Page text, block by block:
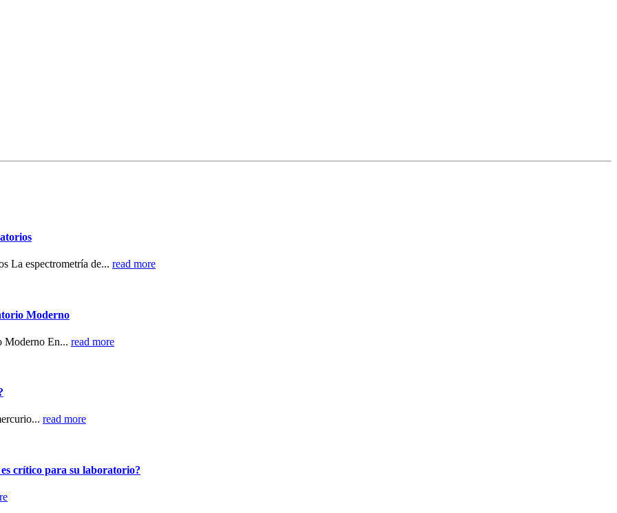
La espectrometría de... read more
Moderno
Moderno En... read more
read more
crítico para su laboratorio?